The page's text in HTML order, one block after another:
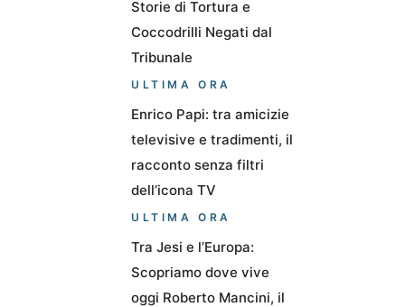
Storie di Tortura e
Coccodrilli Negati dal
Tribunale
ULTIMA ORA
Enrico Papi: tra amicizie
televisive e tradimenti, il
racconto senza filtri
dell’icona TV
ULTIMA ORA
Tra Jesi e l’Europa:
Scopriamo dove vive
oggi Roberto Mancini, il